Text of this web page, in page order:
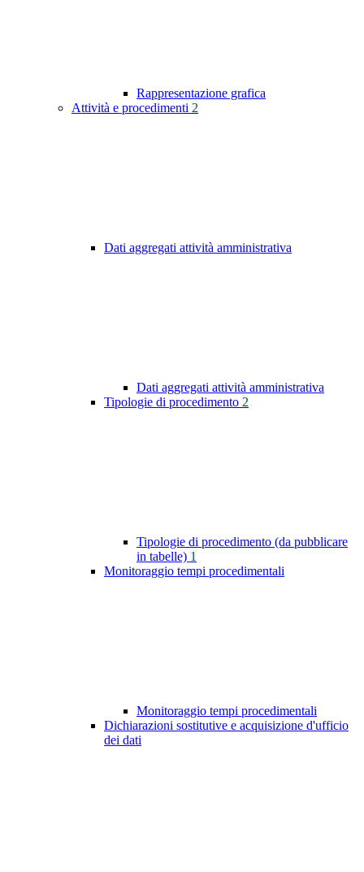
Rappresentazione grafica
Attività e procedimenti 2
Dati aggregati attività amministrativa
Dati aggregati attività amministrativa
Tipologie di procedimento 2
Tipologie di procedimento (da pubblicare
in tabelle) 1
Monitoraggio tempi procedimentali
Monitoraggio tempi procedimentali
Dichiarazioni sostitutive e acquisizione d'ufficio
dei dati